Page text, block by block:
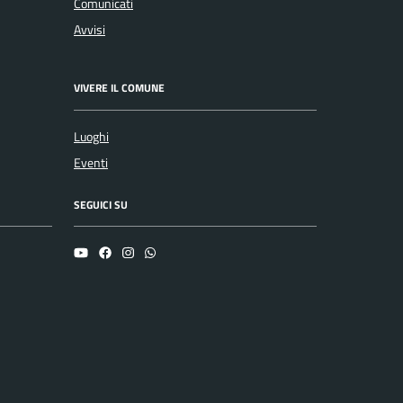
Avvisi
VIVERE IL COMUNE
Luoghi
Eventi
SEGUICI SU
YouTubeFacebookInstagramWhatsapp